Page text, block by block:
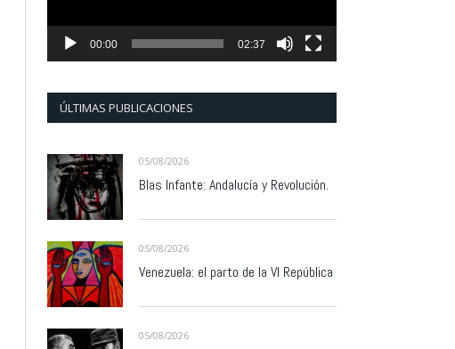
00:00 02:37
ÚLTIMAS PUBLICACIONES
05/08/2026
Blas Infante: Andalucía y Revolución.
05/08/2026
Venezuela: el parto de la VI República
05/08/2026